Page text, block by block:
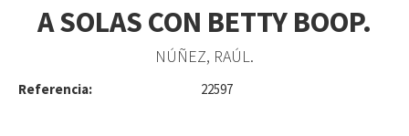
A SOLAS CON BETTY BOOP.
NÚÑEZ, RAÚL.
Referencia: 22597